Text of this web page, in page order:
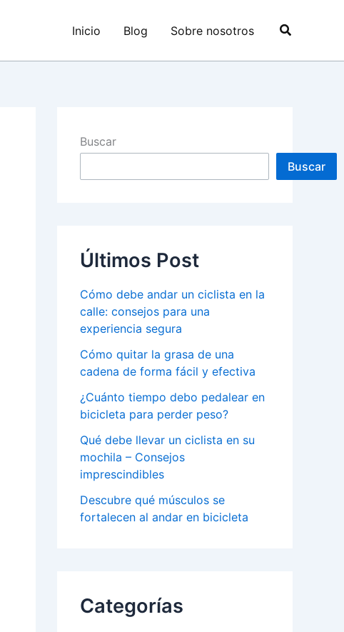
Inicio Blog Sobre nosotros Buscar
Buscar
Buscar
Últimos Post
Cómo debe andar un ciclista en la
calle: consejos para una
experiencia segura
Cómo quitar la grasa de una
cadena de forma fácil y efectiva
¿Cuánto tiempo debo pedalear en
bicicleta para perder peso?
Qué debe llevar un ciclista en su
mochila – Consejos
imprescindibles
Descubre qué músculos se
fortalecen al andar en bicicleta
Categorías